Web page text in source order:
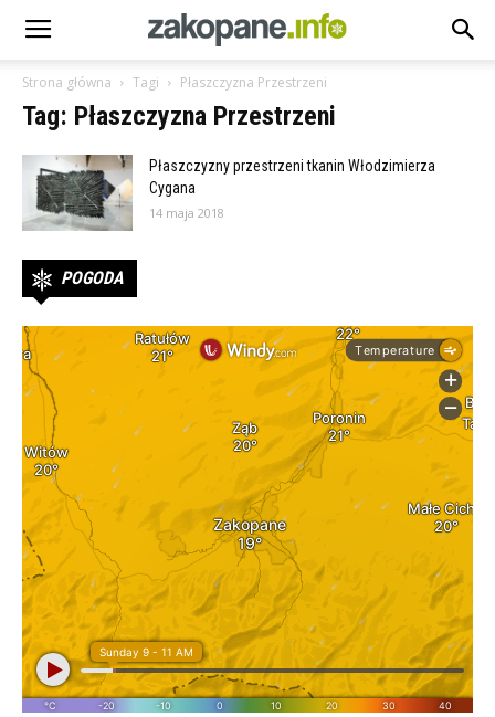
Strona główna Tagi Płaszczyzna Przestrzeni
Tag: Płaszczyzna Przestrzeni
Płaszczyzny przestrzeni tkanin Włodzimierza
Cygana
14 maja 2018
POGODA